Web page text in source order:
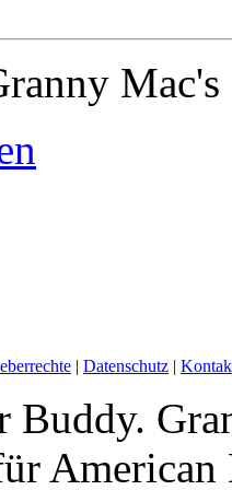
| Datenschutz |
Buddy.